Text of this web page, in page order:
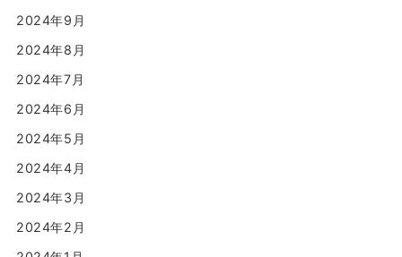
2024年9月
2024年8月
2024年7月
2024年6月
2024年5月
2024年4月
2024年3月
2024年2月